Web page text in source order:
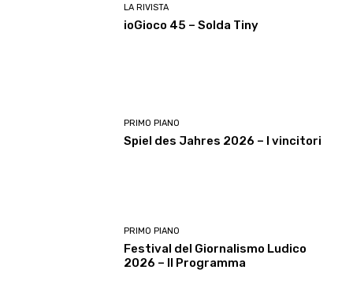
LA RIVISTA
ioGioco 45 – Solda Tiny
PRIMO PIANO
Spiel des Jahres 2026 – I vincitori
PRIMO PIANO
Festival del Giornalismo Ludico
2026 – Il Programma